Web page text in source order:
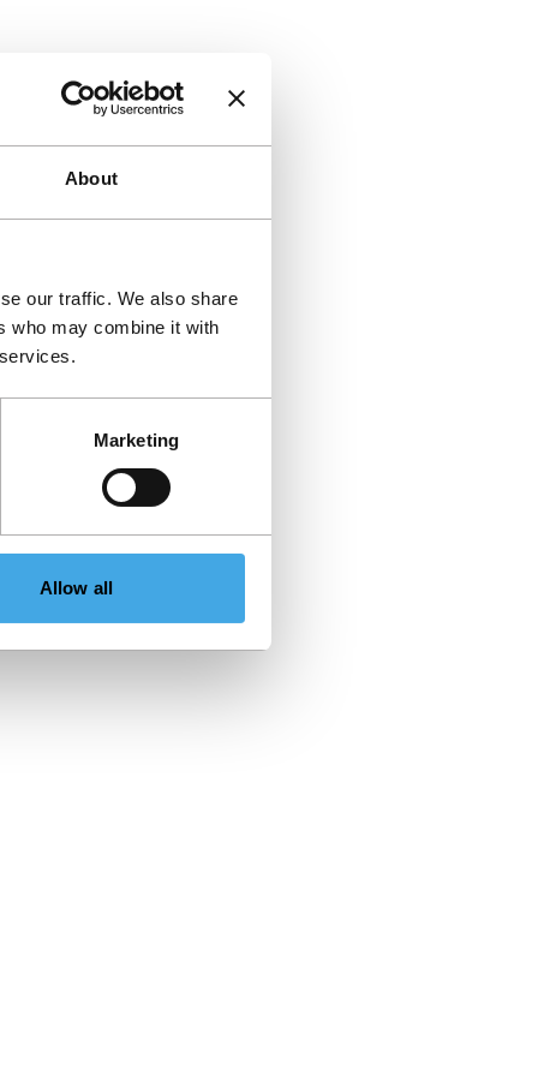
About
our traffic. We also share
who may combine it with
Marketing
Allow all